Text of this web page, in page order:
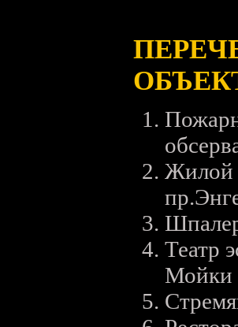
Жилой
Театр
Мойки